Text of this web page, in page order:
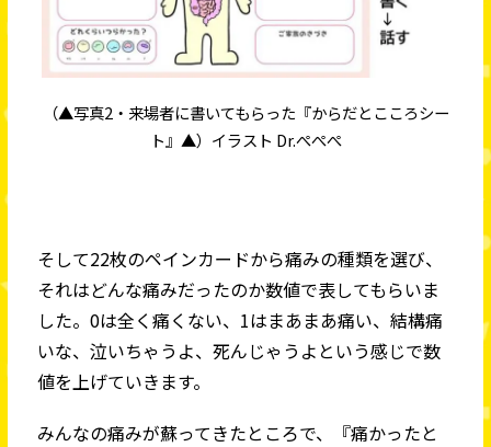
（▲写真2・来場者に書いてもらった『からだとこころシー
ト』▲）イラスト Dr.ぺぺぺ
そして22枚のペインカードから痛みの種類を選び、
それはどんな痛みだったのか数値で表してもらいま
した。0は全く痛くない、1はまあまあ痛い、結構痛
いな、泣いちゃうよ、死んじゃうよという感じで数
値を上げていきます。
みんなの痛みが蘇ってきたところで、『痛かったと